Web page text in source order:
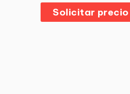
Solicitar